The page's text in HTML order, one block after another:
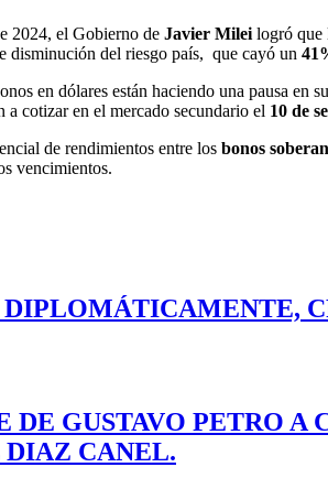
2024, el Gobierno de Javier Milei logró que
disminución del riesgo país, que cayó un
en dólares están haciendo una pausa en
a cotizar en el mercado secundario el 10 de
de rendimientos entre los bonos
vencimientos.
GUSTAVO PETRO A
CANEL.